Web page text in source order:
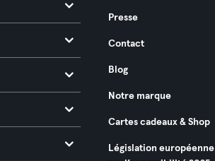
Presse
Contact
Blog
Notre marque
Cartes cadeaux & Shop
Législation européenne